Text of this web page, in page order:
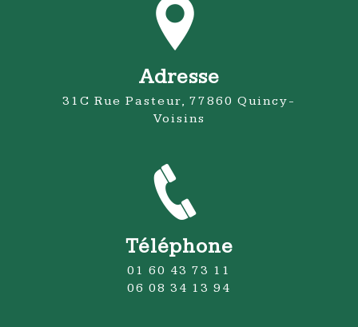
Adresse
31C Rue Pasteur, 77860 Quincy-
Voisins
Téléphone
01 60 43 73 11
06 08 34 13 94